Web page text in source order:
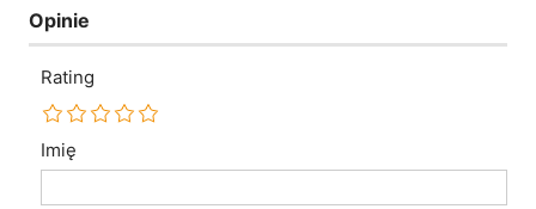
Opinie
Rating
Imię